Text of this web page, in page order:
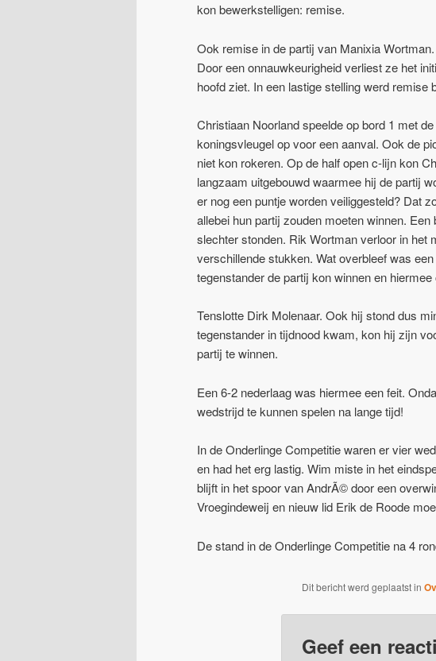
kon bewerkstelligen: remise.
Ook remise in de partij van Manixia
Door een onnauwkeurigheid verliest ze het
hoofd ziet. In een lastige stelling werd remise
Christiaan Noorland speelde op bord 1 met
koningsvleugel op voor een aanval. Ook de
niet kon rokeren. Op de half open c-lijn kon
langzaam uitgebouwd waarmee hij de partij
er nog een puntje worden veiliggesteld? Dat
allebei hun partij zouden moeten winnen.
slechter stonden. Rik Wortman verloor in het
verschillende stukken. Wat overbleef was
tegenstander de partij kon winnen en
Tenslotte Dirk Molenaar. Ook hij stond dus
tegenstander in tijdnood kwam, kon hij zijn
partij te winnen.
Een 6-2 nederlaag was hiermee een feit.
wedstrijd te kunnen spelen na lange tijd!
In de Onderlinge Competitie waren er vier
en had het erg lastig. Wim miste in het
blijft in het spoor van AndrÃ© door een
Vroegindeweij en nieuw lid Erik de Roode
De stand in de Onderlinge Competitie na 4
Dit bericht werd geplaatst in
Geef een